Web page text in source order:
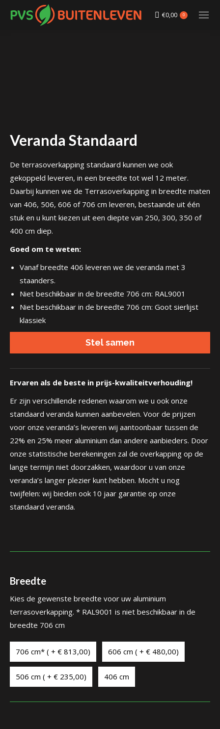
€0,00 0
Veranda Standaard
De terrasoverkapping standaard kunnen we ook
gekoppeld leveren, in een breedte tot wel 12 meter.
Daarbij kunnen we de Terrasoverkapping in breedte maten
van 406, 506, 606 of 706 cm leveren, bestaande uit één
stuk en u kunt kiezen uit een diepte van 250, 300, 350 of
400 cm diep.
Goed om te weten:
Vanaf breedte 406 leveren we de veranda met 3
staanders.
Niet beschikbaar in de breedte 706 cm: RAL9001
Niet beschikbaar in de breedte 706 cm: Goot sierlijst
klassiek
Stel samen
Ervaren als de beste in prijs-kwaliteitverhouding!
Er zijn verschillende redenen waarom we u ook onze
standaard veranda kunnen aanbevelen. Voor de prijzen
voor onze veranda’s leveren wij aantoonbaar tussen de
22% en 25% meer aluminium dan andere aanbieders. Door
onze statistische berekeningen zal de overkapping op de
lange termijn niet doorzakken, waardoor u van onze
veranda’s langer plezier kunt hebben. Mocht u nog
twijfelen: wij bieden ook 10 jaar garantie op onze
standaard veranda.
Breedte
Kies de gewenste breedte voor uw aluminium
terrasoverkapping. * RAL9001 is niet beschikbaar in de
breedte 706 cm
706 cm* ( + € 813,00) 606 cm ( + € 480,00)
506 cm ( + € 235,00) 406 cm